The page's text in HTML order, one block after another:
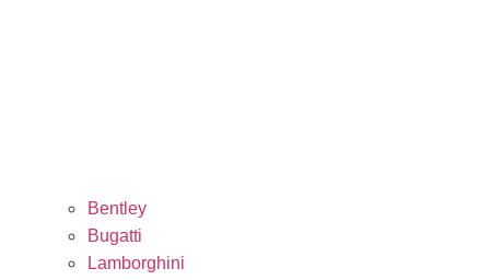
Bentley
Bugatti
Lamborghini